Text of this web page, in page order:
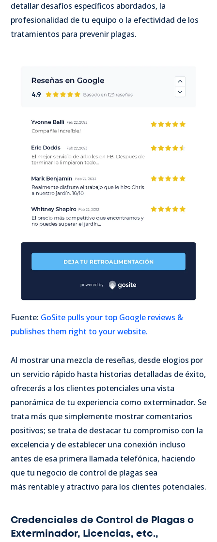
detallar desafíos específicos abordados, la
profesionalidad de tu equipo o la efectividad de los
tratamientos para prevenir plagas.
Fuente: GoSite pulls your top Google reviews &
publishes them right to your website.
Al mostrar una mezcla de reseñas, desde elogios por
un servicio rápido hasta historias detalladas de éxito,
ofrecerás a los clientes potenciales una vista
panorámica de tu experiencia como exterminador. Se
trata más que simplemente mostrar comentarios
positivos; se trata de destacar tu compromiso con la
excelencia y de establecer una conexión incluso
antes de esa primera llamada telefónica, haciendo
que tu negocio de control de plagas sea
más rentable y atractivo para los clientes potenciales.
Credenciales de Control de Plagas o
Exterminador, Licencias, etc.,